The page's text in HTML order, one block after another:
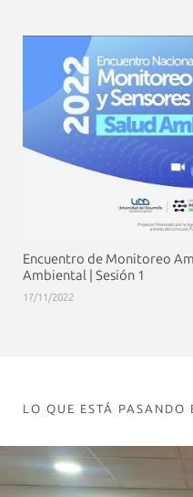
Encuentro de Monitoreo
Ambiental | Sesión 1
17/11/2022
LO QUE ESTÁ PASANDO